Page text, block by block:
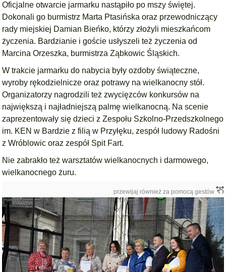
Oficjalne otwarcie jarmarku nastąpiło po mszy świętej.
Dokonali go burmistrz Marta Ptasińska oraz przewodniczący
rady miejskiej Damian Bieńko, którzy złożyli mieszkańcom
życzenia. Bardzianie i goście usłyszeli też życzenia od
Marcina Orzeszka, burmistrza Ząbkowic Śląskich.
W trakcie jarmarku do nabycia były ozdoby świąteczne,
wyroby rękodzielnicze oraz potrawy na wielkanocny stół.
Organizatorzy nagrodzili też zwycięzców konkursów na
największą i najładniejszą palmę wielkanocną. Na scenie
zaprezentowały się dzieci z Zespołu Szkolno-Przedszkolnego
im. KEN w Bardzie z filią w Przyłęku, zespół ludowy Radośni
z Wróblowic oraz zespół Spit Fart.
Nie zabrakło też warsztatów wielkanocnych i darmowego,
wielkanocnego żuru.
przewijaj również za pomocą gestów